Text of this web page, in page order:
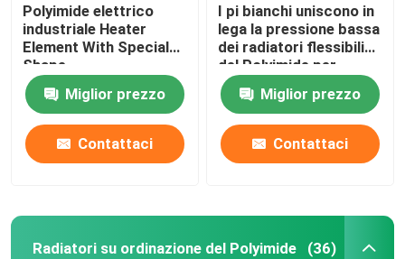
Polyimide elettrico
industriale Heater
Element With Special
Shape
Miglior prezzo
Contattaci
I pi bianchi uniscono in
lega la pressione bassa
dei radiatori flessibili
del Polyimide per
l'industriale di
estrazione mineraria di
energia
Miglior prezzo
Contattaci
Radiatori su ordinazione del Polyimide (36)